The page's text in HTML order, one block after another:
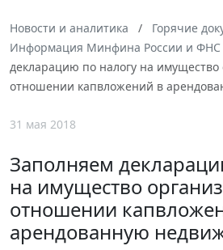
Новости и аналитика
Горячие
Информация Минфина России и ФНС
декларацию по налогу на имущество
отношении капвложений в
31 мая 2018
Заполняем
на имущество
отношении
арендованную